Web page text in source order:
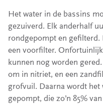
Het water in de bassins
gezuiverd. Elk anderhalf
rondgepompt en gefilterd.
een voorfilter.
kunnen nog worden
om in nitriet, en een
grofvuil. Daarna wordt
gepompt, die zo’n 85%